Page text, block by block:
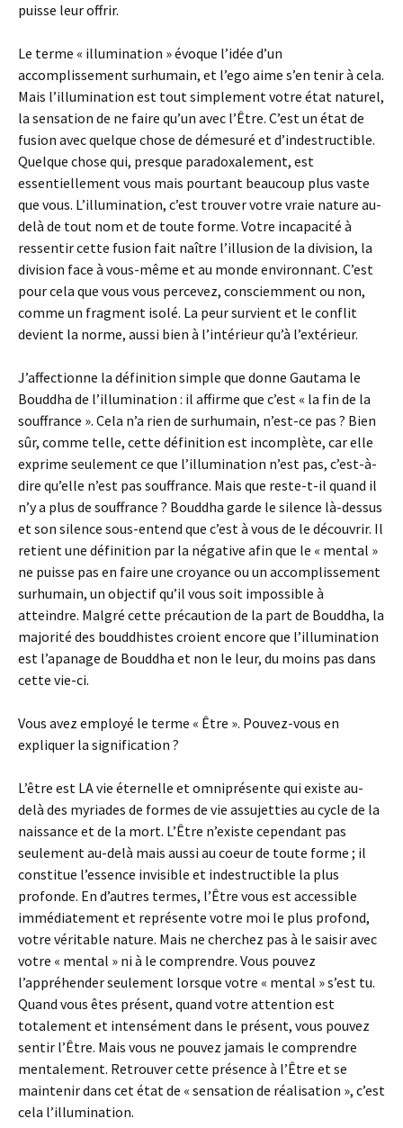
puisse leur offrir.
Le terme « illumination » évoque l’idée d’un
accomplissement surhumain, et l’ego aime s’en tenir à cela.
Mais l’illumination est tout simplement votre état naturel,
la sensation de ne faire qu’un avec l’Être. C’est un état de
fusion avec quelque chose de démesuré et d’indestructible.
Quelque chose qui, presque paradoxalement, est
essentiellement vous mais pourtant beaucoup plus vaste
que vous. L’illumination, c’est trouver votre vraie nature au-
delà de tout nom et de toute forme. Votre incapacité à
ressentir cette fusion fait naître l’illusion de la division, la
division face à vous-même et au monde environnant. C’est
pour cela que vous vous percevez, consciemment ou non,
comme un fragment isolé. La peur survient et le conflit
devient la norme, aussi bien à l’intérieur qu’à l’extérieur.
J’affectionne la définition simple que donne Gautama le
Bouddha de l’illumination : il affirme que c’est « la fin de la
souffrance ». Cela n’a rien de surhumain, n’est-ce pas ? Bien
sûr, comme telle, cette définition est incomplète, car elle
exprime seulement ce que l’illumination n’est pas, c’est-à-
dire qu’elle n’est pas souffrance. Mais que reste-t-il quand il
n’y a plus de souffrance ? Bouddha garde le silence là-dessus
et son silence sous-entend que c’est à vous de le découvrir. Il
retient une définition par la négative afin que le « mental »
ne puisse pas en faire une croyance ou un accomplissement
surhumain, un objectif qu’il vous soit impossible à
atteindre. Malgré cette précaution de la part de Bouddha, la
majorité des bouddhistes croient encore que l’illumination
est l’apanage de Bouddha et non le leur, du moins pas dans
cette vie-ci.
Vous avez employé le terme « Être ». Pouvez-vous en
expliquer la signification ?
L’être est LA vie éternelle et omniprésente qui existe au-
delà des myriades de formes de vie assujetties au cycle de la
naissance et de la mort. L’Être n’existe cependant pas
seulement au-delà mais aussi au coeur de toute forme ; il
constitue l’essence invisible et indestructible la plus
profonde. En d’autres termes, l’Être vous est accessible
immédiatement et représente votre moi le plus profond,
votre véritable nature. Mais ne cherchez pas à le saisir avec
votre « mental » ni à le comprendre. Vous pouvez
l’appréhender seulement lorsque votre « mental » s’est tu.
Quand vous êtes présent, quand votre attention est
totalement et intensément dans le présent, vous pouvez
sentir l’Être. Mais vous ne pouvez jamais le comprendre
mentalement. Retrouver cette présence à l’Être et se
maintenir dans cet état de « sensation de réalisation », c’est
cela l’illumination.